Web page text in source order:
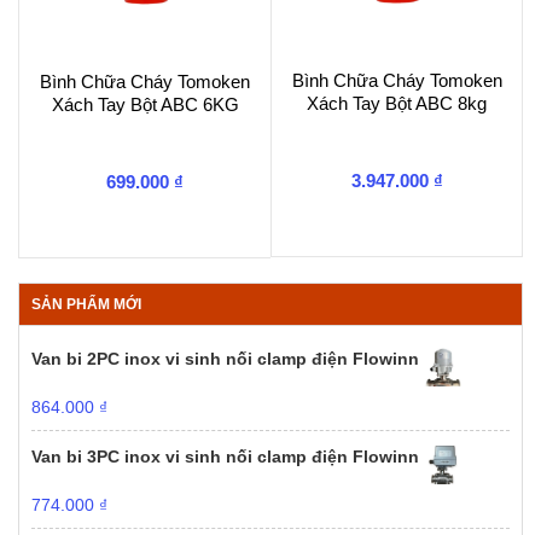
Bình Chữa Cháy Tomoken
Xách Tay Bột ABC 6KG
699.000 ₫
Bình Chữa Cháy Tomoken
Xách Tay Bột ABC 8kg
3.947.000 ₫
SẢN PHẨM MỚI
Van bi 2PC inox vi sinh nối clamp điện Flowinn
864.000 ₫
Van bi 3PC inox vi sinh nối clamp điện Flowinn
774.000 ₫